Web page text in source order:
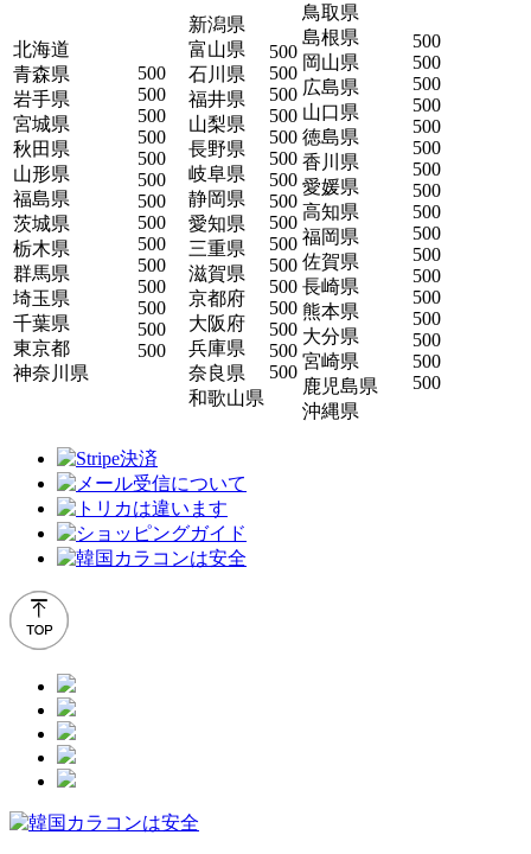
北海道
青森県
岩手県
宮城県
秋田県
山形県
福島県
茨城県
栃木県
群馬県
埼玉県
千葉県
東京都
神奈川県
500
500
500
500
500
500
500
500
500
500
500
500
500
500
新潟県
富山県
石川県
福井県
山梨県
長野県
岐阜県
静岡県
愛知県
三重県
滋賀県
京都府
大阪府
兵庫県
奈良県
和歌山県
500
500
500
500
500
500
500
500
500
500
500
500
500
500
500
500
鳥取県
島根県
岡山県
広島県
山口県
徳島県
香川県
愛媛県
高知県
福岡県
佐賀県
長崎県
熊本県
大分県
宮崎県
鹿児島県
沖縄県
500
500
500
500
500
500
500
500
500
500
500
500
500
500
500
500
500